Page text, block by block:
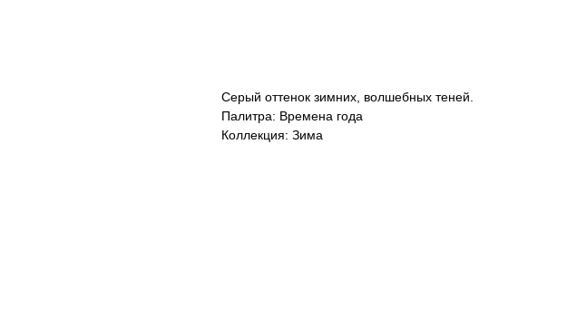
Серый оттенок зимних, волшебных теней.
Палитра: Времена года
Коллекция: Зима